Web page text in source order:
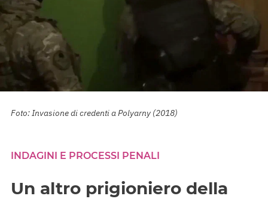
Foto: Invasione di credenti a Polyarny (2018)
INDAGINI E PROCESSI PENALI
Un altro prigioniero della